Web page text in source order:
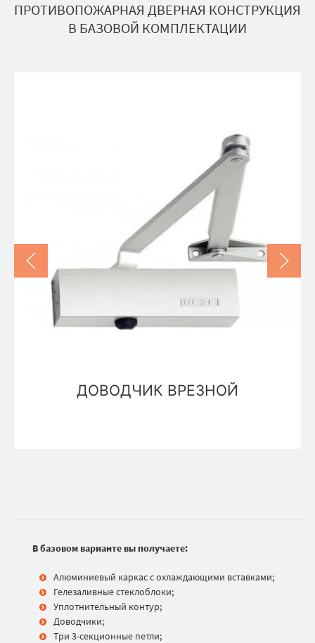
ПРОТИВОПОЖАРНАЯ ДВЕРНАЯ КОНСТРУКЦИЯ
В БАЗОВОЙ КОМПЛЕКТАЦИИ
ДОВОДЧИК ВРЕЗНОЙ
В базовом варианте вы получаете:
Алюминиевый каркас с охлаждающими вставками;
Гелезаливные стеклоблоки;
Уплотнительный контур;
Доводчики;
Три 3-секционные петли;